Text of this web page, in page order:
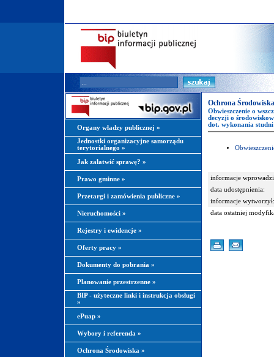
Organy władzy publicznej »
Jednostki organizacyjne samorządu
terytorialnego »
Jak załatwić sprawę? »
Prawo gminne »
Przetargi i zamówienia publiczne »
Nieruchomości »
Rejestry i ewidencje »
Oferty pracy »
Dokumenty do pobrania »
Planowanie przestrzenne »
BIP - użyteczne linki i instrukcja obsługi
»
ePuap »
Wybory i referenda »
Ochrona Środowiska »
Ochrona
Obwieszczenie o
decyzji o
dot. wykonania studni
informacje
data udostępnienia:
informacje wytworzył:
data ostatniej